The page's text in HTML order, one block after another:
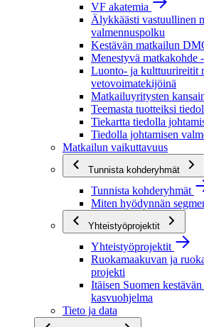
VF akatemia
Älykkäästi vastuullinen
valmennuspolku
Kestävän matkailun
Menestyvä matkakohde
Luonto- ja kulttuurireitit
vetovoimatekijöinä
Matkailuyritysten
Teemasta tuotteiksi
Tiekartta tiedolla
Tiedolla johtamisen
Matkailun vaikuttavuus
Tunnista kohderyhmät
Tunnista kohderyhmät
Miten hyödynnän
Yhteistyöprojektit
Yhteistyöprojektit
Ruokamaakuvan ja
projekti
Itäisen Suomen
kasvuohjelma
Tieto ja data